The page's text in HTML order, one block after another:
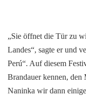
„Sie öffnet die Tür zu
Landes“, sagte er und
Perú“. Auf diesem
Brandauer kennen, den
Naninka wir dann